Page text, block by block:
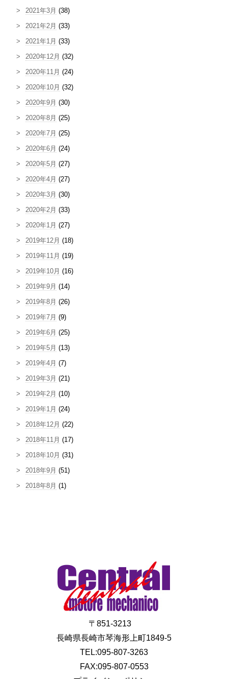
2021年3月 (38)
2021年2月 (33)
2021年1月 (33)
2020年12月 (32)
2020年11月 (24)
2020年10月 (32)
2020年9月 (30)
2020年8月 (25)
2020年7月 (25)
2020年6月 (24)
2020年5月 (27)
2020年4月 (27)
2020年3月 (30)
2020年2月 (33)
2020年1月 (27)
2019年12月 (18)
2019年11月 (19)
2019年10月 (16)
2019年9月 (14)
2019年8月 (26)
2019年7月 (9)
2019年6月 (25)
2019年5月 (13)
2019年4月 (7)
2019年3月 (21)
2019年2月 (10)
2019年1月 (24)
2018年12月 (22)
2018年11月 (17)
2018年10月 (31)
2018年9月 (51)
2018年8月 (1)
〒851-3213
長崎県長崎市琴海形上町1849-5
TEL:095-807-3263
FAX:095-807-0553